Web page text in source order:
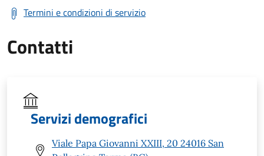
Termini e condizioni di servizio
Contatti
Servizi demografici
Viale Papa Giovanni XXIII, 20 24016 San